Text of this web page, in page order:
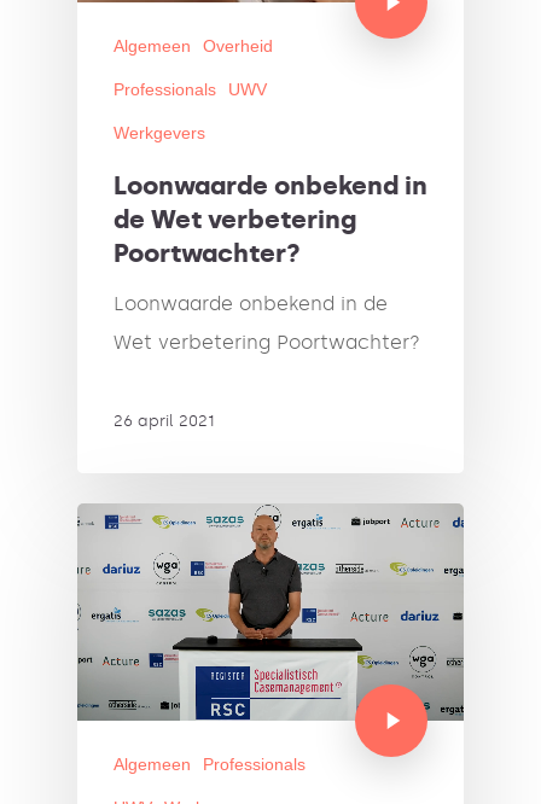
Algemeen Overheid
Professionals UWV
Werkgevers
Loonwaarde onbekend in
de Wet verbetering
Poortwachter?
Loonwaarde onbekend in de
Wet verbetering Poortwachter?
26 april 2021
Algemeen Professionals